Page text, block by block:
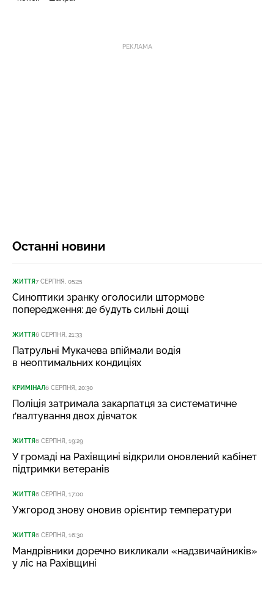
РЕКЛАМА
Останні новини
ЖИТТЯ7 СЕРПНЯ, 05:25
Синоптики зранку оголосили штормове
попередження: де будуть сильні дощі
ЖИТТЯ6 СЕРПНЯ, 21:33
Патрульні Мукачева впіймали водія
в неоптимальних кондиціях
КРИМІНАЛ6 СЕРПНЯ, 20:30
Поліція затримала закарпатця за систематичне
ґвалтування двох дівчаток
ЖИТТЯ6 СЕРПНЯ, 19:29
У громаді на Рахівщині відкрили оновлений кабінет
підтримки ветеранів
ЖИТТЯ6 СЕРПНЯ, 17:00
Ужгород знову оновив орієнтир температури
ЖИТТЯ6 СЕРПНЯ, 16:30
Мандрівники доречно викликали «надзвичайників»
у ліс на Рахівщині